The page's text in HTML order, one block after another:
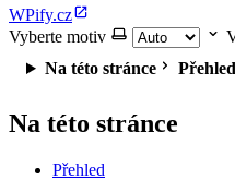
WPify.cz
Vyberte motiv
Na této stránce
Přehled
Na této stránce
Přehled